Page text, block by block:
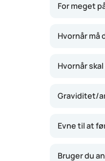
hele, og
For meget
Hvornår må
Hvornår
Graviditet/
Evne til at
Bruger du